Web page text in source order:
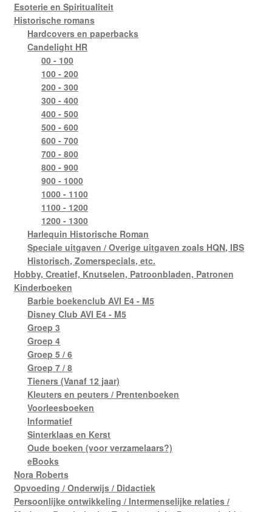
Esoterie en Spiritualiteit
Historische romans
Hardcovers en paperbacks
Candelight HR
00 - 100
100 - 200
200 - 300
300 - 400
400 - 500
500 - 600
600 - 700
700 - 800
800 - 900
900 - 1000
1000 - 1100
1100 - 1200
1200 - 1300
Harlequin Historische Roman
Speciale uitgaven / Overige uitgaven zoals HQN, IBS
Historisch, Zomerspecials, etc.
Hobby, Creatief, Knutselen, Patroonbladen, Patronen
Kinderboeken
Barbie boekenclub AVI E4 - M5
Disney Club AVI E4 - M5
Groep 3
Groep 4
Groep 5 / 6
Groep 7 / 8
Tieners (Vanaf 12 jaar)
Kleuters en peuters / Prentenboeken
Voorleesboeken
Informatief
Sinterklaas en Kerst
Oude boeken (voor verzamelaars?)
eBooks
Nora Roberts
Opvoeding / Onderwijs / Didactiek
Persoonlijke ontwikkeling / Intermenselijke relaties /